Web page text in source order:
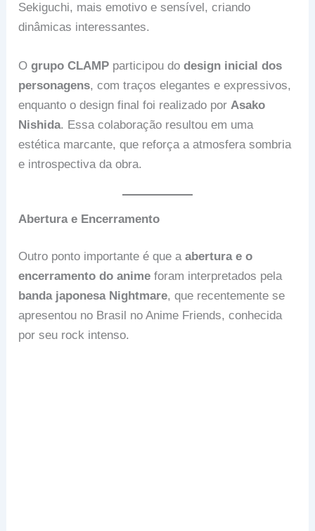
Sekiguchi, mais emotivo e sensível, criando
dinâmicas interessantes.
Ogrupo CLAMP participou dodesign inicial dos
personagens, com traços elegantes e expressivos,
enquanto o design final foi realizado porAsako
Nishida. Essa colaboração resultou em uma
estética marcante, que reforça a atmosfera sombria
e introspectiva da obra.
Abertura e Encerramento
Outro ponto importante é que aabertura e o
encerramento do anime foram interpretados pela
banda japonesa Nightmare, que recentemente se
apresentou no Brasil no Anime Friends, conhecida
por seu rock intenso.